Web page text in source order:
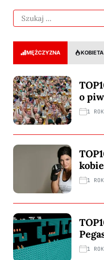
MĘŻCZYZNA KOBIETA
o
1
1
1